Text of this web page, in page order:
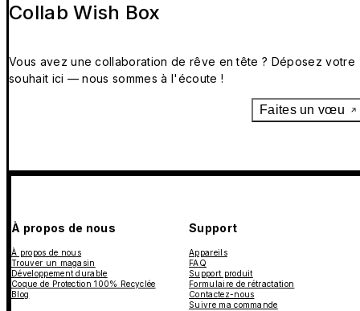
Collab Wish Box
Vous avez une collaboration de rêve en tête ? Déposez votre
souhait ici — nous sommes à l'écoute !
Faites un vœu
À propos de nous
À propos de nous
Trouver un magasin
Développement durable
Coque de Protection 100% Recyclée
Blog
Support
Appareils
FAQ
Support produit
Formulaire de rétractation
Contactez-nous
Suivre ma commande